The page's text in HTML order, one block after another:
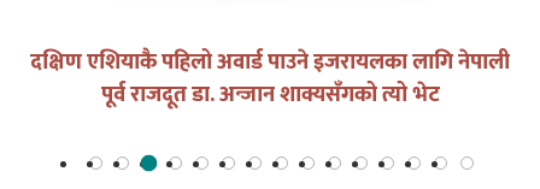
युद्धको घडीमा मौनता पनि जिम्मेवारी हो